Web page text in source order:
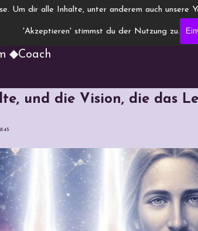
Um dir alle Inhalte, unter anderem auch unsere
'Akzeptieren' stimmst du der Nutzung zu.
◆Coach
und die Vision, die das
8:45